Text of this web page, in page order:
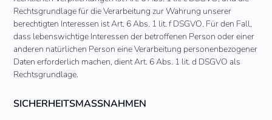
Rechtsgrundlage für die Verarbeitung zur Wahrung unserer
berechtigten Interessen ist Art. 6 Abs. 1 lit. f DSGVO. Für den Fall,
dass lebenswichtige Interessen der betroffenen Person oder einer
anderen natürlichen Person eine Verarbeitung personenbezogener
Daten erforderlich machen, dient Art. 6 Abs. 1 lit. d DSGVO als
Rechtsgrundlage.
SICHERHEITSMASSNAHMEN